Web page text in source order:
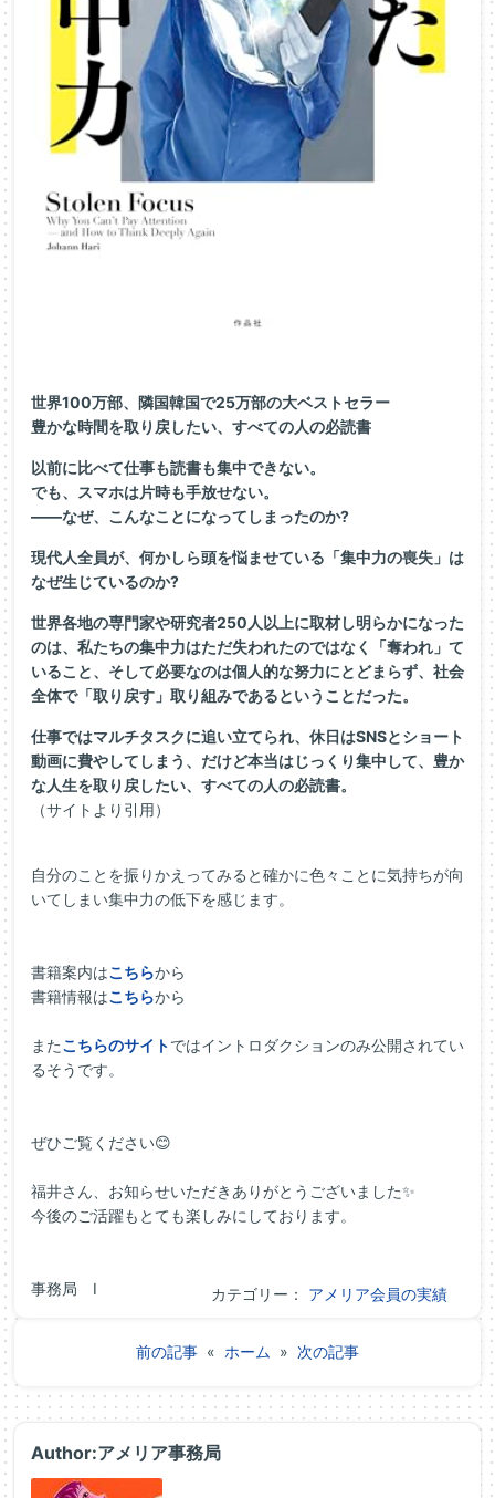
世界100万部、隣国韓国で25万部の大ベストセラー
豊かな時間を取り戻したい、すべての人の必読書
以前に比べて仕事も読書も集中できない。
でも、スマホは片時も手放せない。
――なぜ、こんなことになってしまったのか?
現代人全員が、何かしら頭を悩ませている「集中力の喪失」は
なぜ生じているのか?
世界各地の専門家や研究者250人以上に取材し明らかになった
のは、私たちの集中力はただ失われたのではなく「奪われ」て
いること、そして必要なのは個人的な努力にとどまらず、社会
全体で「取り戻す」取り組みであるということだった。
仕事ではマルチタスクに追い立てられ、休日はSNSとショート
動画に費やしてしまう、だけど本当はじっくり集中して、豊か
な人生を取り戻したい、すべての人の必読書。
（サイトより引用）
自分のことを振りかえってみると確かに色々ことに気持ちが向
いてしまい集中力の低下を感じます。
書籍案内はこちらから
書籍情報はこちらから
またこちらのサイトではイントロダクションのみ公開されてい
るそうです。
ぜひご覧ください😊
福井さん、お知らせいただきありがとうございました✨
今後のご活躍もとても楽しみにしております。
事務局 I カテゴリー： アメリア会員の実績
前の記事 « ホーム » 次の記事
Author:アメリア事務局